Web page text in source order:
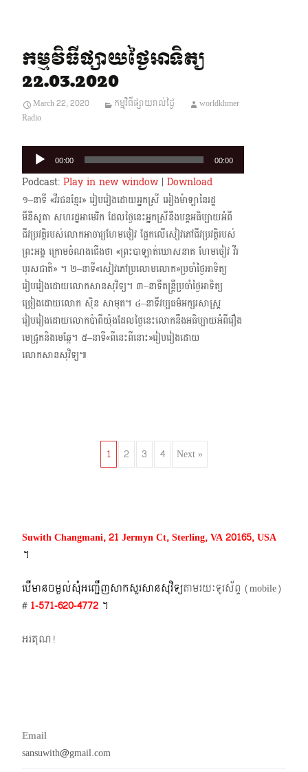
កម្មវិធីផ្សាយថ្ងៃអាទិត្យ
22.03.2020
March 22, 2020 កម្មវិធីផ្សាយរាល់ថ្ងៃ
worldkhmer
Radio
Audio
Player
00:00 00:00
Podcast: Play in new window| Download
១–នាទី «វីរជនខ្មែរ» រៀបរៀងដោយអ្នកស្រី អៀងម៉ាឡានៃរដ្ឋ
មីនីសូតា សហរដ្ឋអាមេរិក ដែលថ្ងៃ​នេះអ្នកស្រីនឹងបន្តអធិប្បាយអំពី
ជីវប្រវត្តិរបស់លោកអាចារ្យហែមចៀវ ផ្អែកលើសៀវភៅជីវប្រវត្តិ​របស់
ព្រះអង្គ ក្រោម​ចំណងជើងថា «ព្រះបាឡាត់ឃោសនាគ ហែមចៀវ វីរ
បុរសជាតិ» ។ ២–នាទី«សៀវភៅប្រលោមលោក»ប្រចាំថ្ងៃអាទិត្យ
រៀបរៀងដោយលោកសានសុវិទ្យ។ ៣–នាទីតន្ត្រីប្រចាំថ្ងៃអាទិត្យ
ច្រៀងដោយលោក ស៊ិន សាមុត។ ៤–នាទីវប្បធម៌អក្សរសាស្ត្រ
រៀបរៀងដោយលោកប៉ាពីយ៉ុងដែលថ្ងៃនេះលោកនឹងអធិប្បាយអំពីរឿង​
មេជ្រូកនិងមេឆ្កែ។ ៥–នាទី«ពីនេះពីនោះ»រៀបរៀងដោយ
លោកសានសុវិទ្យ៕
Posts
1 2 3 4 Next »
Suwith Changmani, 21 Jermyn Ct, Sterling, VA 20165, USA
។​
បើមានចម្ងល់​សុំអញ្ជើញសាកសួរសានសុវិទ្យតាមរយៈទូរស័ព្ទ​ (mobile)​
# 1-571-620-4772​ ។
អរគុណ!
Email
sansuwith@gmail.com